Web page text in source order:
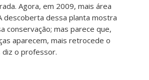
Agora, em 2009, mais área
descoberta dessa planta mostra
conservação; mas parece que,
aparecem, mais retrocede o
diz o professor.